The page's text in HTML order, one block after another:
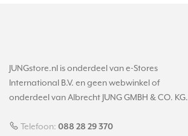
JUNGstore.nl is onderdeel van e-Stores
International B.V. en geen webwinkel of
onderdeel van Albrecht JUNG GMBH & CO. KG.
Telefoon: 088 28 29 370